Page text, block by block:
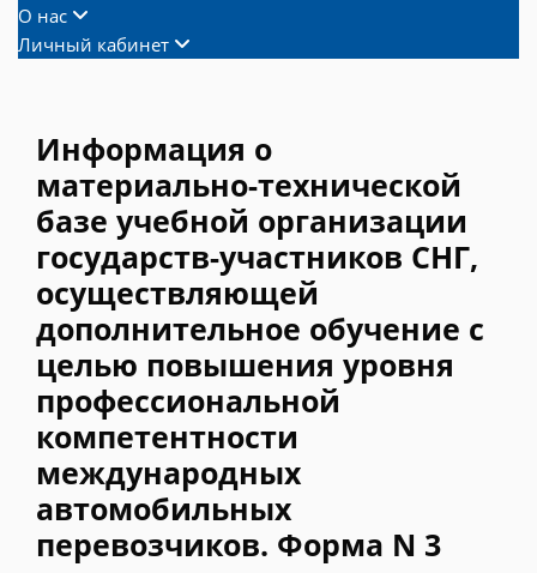
О нас
Личный кабинет
Информация о
материально-технической
базе учебной организации
государств-участников СНГ,
осуществляющей
дополнительное обучение с
целью повышения уровня
профессиональной
компетентности
международных
автомобильных
перевозчиков. Форма N 3